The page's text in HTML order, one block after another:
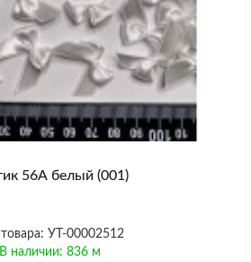
56А белый (001)
УТ-00002512
В наличии: 836 м